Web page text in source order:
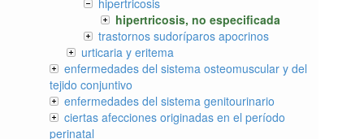
hipertricosis
hipertricosis, no especificada
trastornos sudoríparos apocrinos
urticaria y eritema
enfermedades del sistema osteomuscular y del
tejido conjuntivo
enfermedades del sistema genitourinario
ciertas afecciones originadas en el período
perinatal